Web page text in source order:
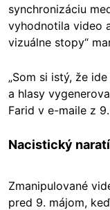
synchronizáciu
vyhodnotila video
vizuálne stopy“
„Som si istý, že
a hlasy
Farid v e-maile z
Nacistický
Zmanipulované
pred 9. májom, keď